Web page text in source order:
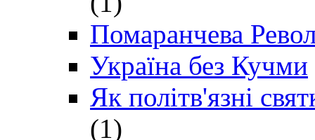
Помаранчева
Україна без Кучми
Як політв'язні
(1)